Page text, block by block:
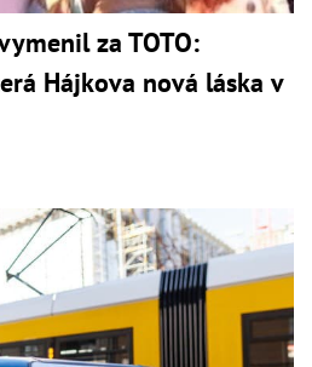
za TOTO:
Hájkova nová láska v